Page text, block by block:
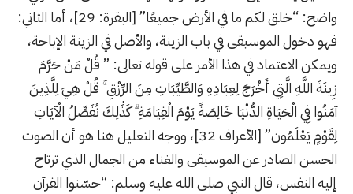
واضح: “خلق لكم ما في الأرض جميعًا” [البقرة: 29]، أما الثاني:
فهو دخول الموسيقى في باب الزينة، والأصل في الزينة الإباحة،
ويمكن الاعتماد في هذا الأمر على قوله تعالى: ” قُلْ مَنْ حَرَّمَ
زِينَةَ اللَّهِ الَّتِي أَخْرَجَ لِعِبَادِهِ وَالطَّيِّبَاتِ مِنَ الرِّزْقِ ۚ قُلْ هِيَ لِلَّذِينَ
آمَنُوا فِي الْحَيَاةِ الدُّنْيَا خَالِصَةً يَوْمَ الْقِيَامَةِ ۗ كَذَٰلِكَ نُفَصِّلُ الْآيَاتِ
لِقَوْمٍ يَعْلَمُون” [الأعراف 32]، ووجه التعليل هنا هو أن الصوت
الحسن الصادر عن الموسيقى والغناء من الجمال الذي ترتاح
إليه النفس، قال النبي صلى الله عليه وسلم: “حسّنوا القرآن